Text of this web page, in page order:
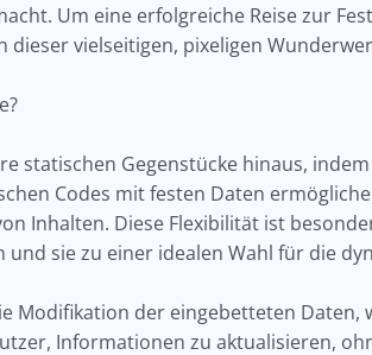
Um eine erfolgreiche Reise zur
dieser vielseitigen, pixeligen
statischen Gegenstücke hinaus,
Codes mit festen Daten
Inhalten. Diese Flexibilität ist
sie zu einer idealen Wahl für die
Modifikation der eingebetteten
Informationen zu aktualisieren,